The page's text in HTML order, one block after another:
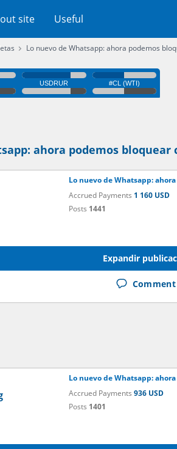
site Useful
Lo nuevo de Whatsapp: ahora podemos
ahora podemos
Lo nuevo de Whatsapp:
Accrued Payments 1 160 USD
Posts 1441
Expandir
Comment
Lo nuevo de Whatsapp:
Accrued Payments 936 USD
Posts 1401